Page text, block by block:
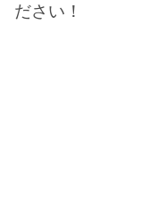
ださい！